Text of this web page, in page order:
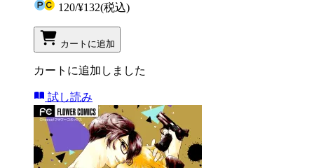
120/¥132(税込)
カートに追加
カートに追加しました
試し読み